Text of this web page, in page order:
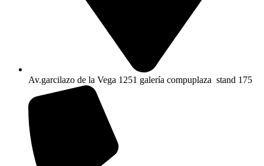
Av.garcilazo de la Vega 1251 galería compuplaza stand 175